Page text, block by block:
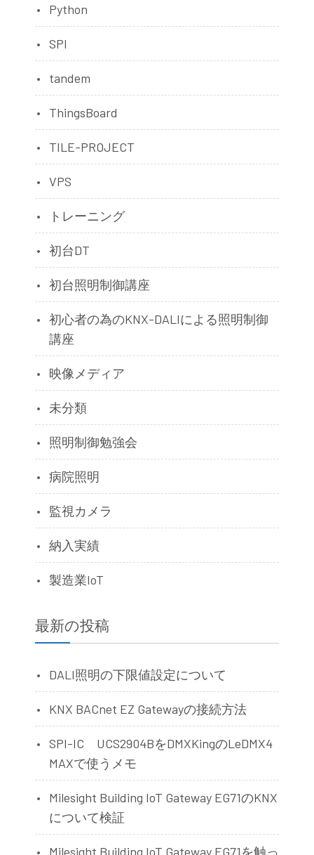
Python
SPI
tandem
ThingsBoard
TILE-PROJECT
VPS
トレーニング
初台DT
初台照明制御講座
初心者の為のKNX-DALIによる照明制御
講座
映像メディア
未分類
照明制御勉強会
病院照明
監視カメラ
納入実績
製造業IoT
最新の投稿
DALI照明の下限値設定について
KNX BACnet EZ Gatewayの接続方法
SPI-IC UCS2904BをDMXKingのLeDMX4
MAXで使うメモ
Milesight Building IoT Gateway EG71のKNX
について検証
Milesight Building IoT Gateway EG71を触っ